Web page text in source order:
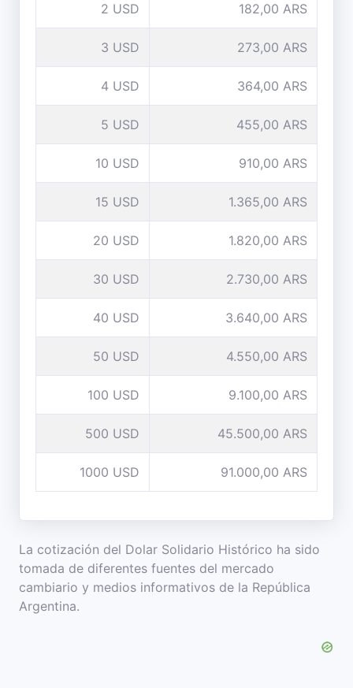
2 USD 182,00 ARS
3 USD 273,00 ARS
4 USD 364,00 ARS
5 USD 455,00 ARS
10 USD 910,00 ARS
15 USD 1.365,00 ARS
20 USD 1.820,00 ARS
30 USD 2.730,00 ARS
40 USD 3.640,00 ARS
50 USD 4.550,00 ARS
100 USD 9.100,00 ARS
500 USD 45.500,00 ARS
1000 USD 91.000,00 ARS
La cotización del Dolar Solidario Histórico ha sido
tomada de diferentes fuentes del mercado
cambiario y medios informativos de la República
Argentina.